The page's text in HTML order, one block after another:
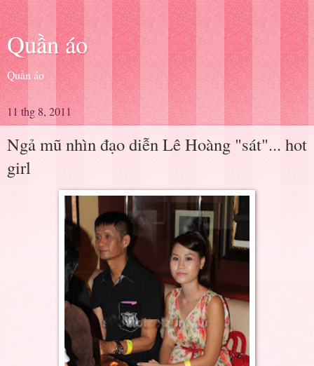
Quần áo
Quần áo
11 thg 8, 2011
Ngả mũ nhìn đạo diễn Lê Hoàng "sát"... hot
girl